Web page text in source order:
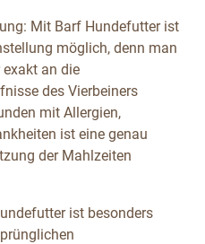
Mit Barf Hundefutter ist
möglich, denn man
an die
des Vierbeiners
mit Allergien,
ist eine genau
der Mahlzeiten
ist besonders